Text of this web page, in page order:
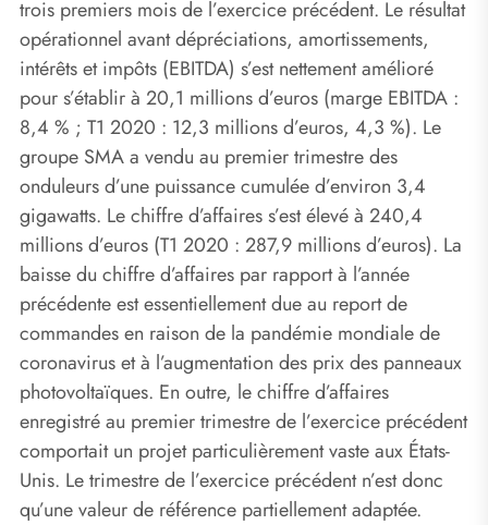
trois premiers mois de l’exercice précédent. Le résultat
opérationnel avant dépréciations, amortissements,
intérêts et impôts (EBITDA) s’est nettement amélioré
pour s’établir à 20,1 millions d’euros (marge EBITDA :
8,4 % ; T1 2020 : 12,3 millions d’euros, 4,3 %). Le
groupe SMA a vendu au premier trimestre des
onduleurs d’une puissance cumulée d’environ 3,4
gigawatts. Le chiffre d’affaires s’est élevé à 240,4
millions d’euros (T1 2020 : 287,9 millions d’euros). La
baisse du chiffre d’affaires par rapport à l’année
précédente est essentiellement due au report de
commandes en raison de la pandémie mondiale de
coronavirus et à l’augmentation des prix des panneaux
photovoltaïques. En outre, le chiffre d’affaires
enregistré au premier trimestre de l’exercice précédent
comportait un projet particulièrement vaste aux États-
Unis. Le trimestre de l’exercice précédent n’est donc
qu’une valeur de référence partiellement adaptée.